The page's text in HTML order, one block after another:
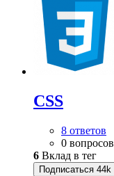
CSS
8 ответов
0 вопросов
6 Вклад в тег
Подписаться 44k